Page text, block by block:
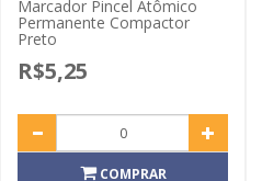
Marcador Pincel Atômico
Permanente Compactor
Preto
R$5,25
COMPRAR